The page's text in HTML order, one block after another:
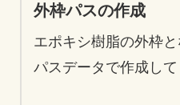
外枠パスの作成
エポキシ樹脂の外枠
パスデータで作成して